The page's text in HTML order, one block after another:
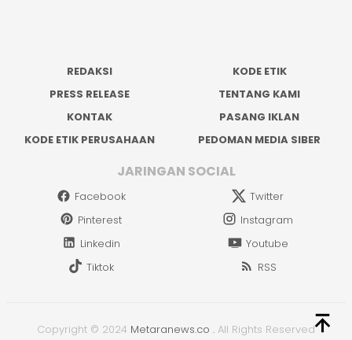
REDAKSI
KODE ETIK
PRESS RELEASE
TENTANG KAMI
KONTAK
PASANG IKLAN
KODE ETIK PERUSAHAAN
PEDOMAN MEDIA SIBER
JARINGAN SOCIAL
Facebook
Twitter
Pinterest
Instagram
Linkedin
Youtube
Tiktok
RSS
Copyright © 2024 Metaranews.co . All Rights Reserved